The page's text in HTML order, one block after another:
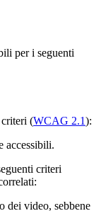
per i seguenti
(WCAG 2.1):
accessibili.
criteri
dei video, sebbene